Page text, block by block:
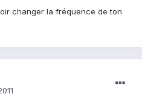
changer la fréquence de ton